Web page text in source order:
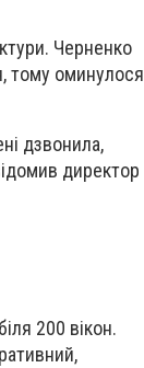
Черненко
тому оминулося
дзвонила,
директор
200 вікон.